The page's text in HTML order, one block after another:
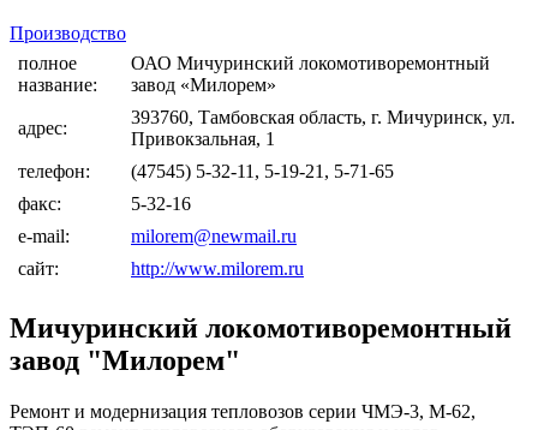
Производство
полное
название:
ОАО Мичуринский локомотиворемонтный
завод «Милорем»
адрес:
393760, Тамбовская область, г. Мичуринск, ул.
Привокзальная, 1
телефон:
(47545) 5-32-11, 5-19-21, 5-71-65
факс:
5-32-16
e-mail:
milorem@newmail.ru
сайт:
http://www.milorem.ru
Мичуринский локомотиворемонтный
завод "Милорем"
Ремонт и модернизация тепловозов серии ЧМЭ-3, М-62,